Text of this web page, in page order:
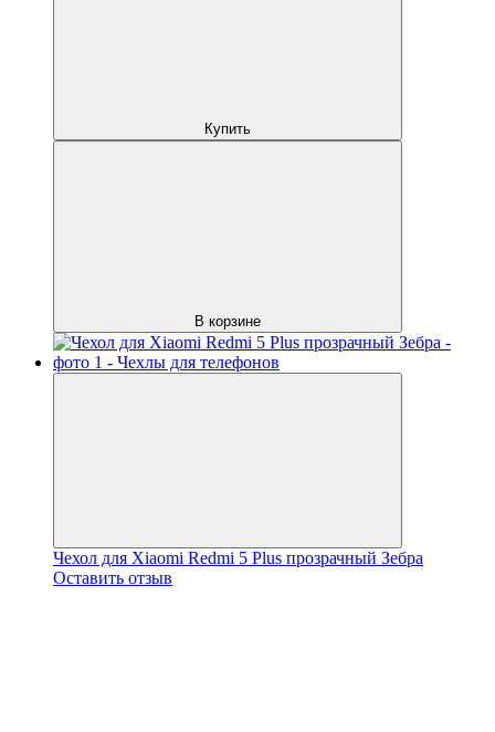
Купить
В корзине
Чехол для Xiaomi Redmi 5 Plus прозрачный Зебра
Оставить отзыв